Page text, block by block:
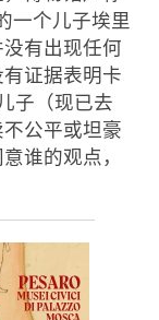
一个儿子埃里
有出现任何
证据表明卡
子（现已去
公平或坦豪
谁的观点，